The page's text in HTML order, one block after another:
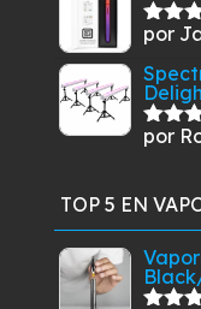
por
por
TOP 5 EN